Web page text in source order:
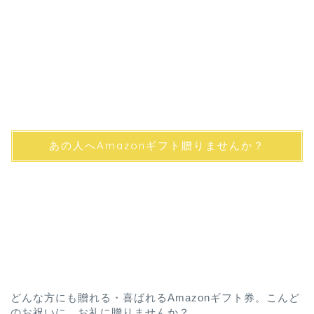
あの人へAmazonギフト贈りませんか？
どんな方にも贈れる・喜ばれるAmazonギフト券。こんど